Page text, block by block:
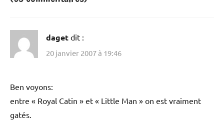
daget dit :
20 janvier 2007 à 19:46
Ben voyons:
entre « Royal Catin » et « Little Man » on est vraiment
gatés.